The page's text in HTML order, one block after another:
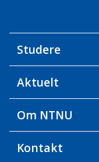
Studere
Aktuelt
Om NTNU
Kontakt